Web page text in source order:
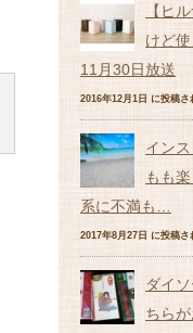
【ヒ
けど
11月30日放送
2016年12月1日 に投稿さ
イン
もも
系に不満も…
2017年8月27日 に投稿さ
ダイ
ちら